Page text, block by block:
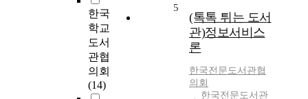
한국
학교
도서
관협
의회
(14)
5
(톡톡 튀는 도서
관)정보서비스
론
한국전문도서관협
의회
한국전문도서관